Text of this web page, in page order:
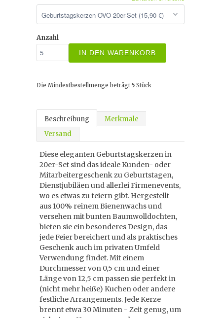
Anzahl
IN DEN WARENKORB
Die Mindestbestellmenge beträgt 5 Stück
Beschreibung
Merkmale
Versand
Diese eleganten Geburtstagskerzen in
20er-Set sind das ideale Kunden- oder
Mitarbeitergeschenk zu Geburtstagen,
Dienstjubiläen und allerlei Firmenevents,
wo es etwas zu feiern gibt. Hergestellt
aus 100% reinem Bienenwachs und
versehen mit bunten Baumwolldochten,
bieten sie ein besonderes Design, das
jede Feier bereichert und als praktisches
Geschenk auch im privaten Umfeld
Verwendung findet. Mit einem
Durchmesser von 0,5 cm und einer
Länge von 12,5 cm passen sie perfekt in
(nicht mehr heiße) Kuchen oder andere
festliche Arrangements. Jede Kerze
brennt etwa 30 Minuten - Zeit genug, um